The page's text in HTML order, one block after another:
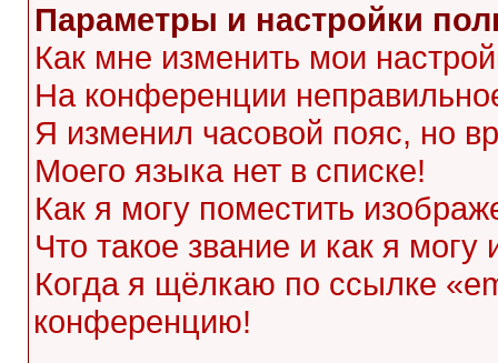
Параметры и настройки
Как мне изменить мои
На конференции
Я изменил часовой пояс, но
Моего языка нет в списке!
Как я могу поместить
Что такое звание и как я могу
Когда я щёлкаю по ссылке
конференцию!